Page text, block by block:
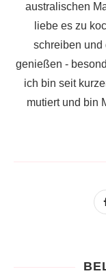
australischen
liebe es zu
schreiben und
genießen -
ich bin seit
mutiert und bin